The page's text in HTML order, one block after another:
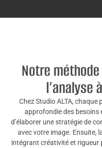
Notre
l’analyse
Chez Studio ALTA,
approfondie des besoins
d’élaborer une stratégie de
avec votre image. Ensuite,
intégrant créativité et rigueur